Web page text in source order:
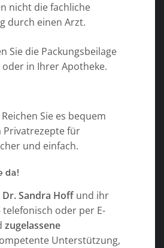
nicht die fachliche
durch einen Arzt.
Sie die Packungsbeilage
in Ihrer Apotheke.
Sie es bequem
Privatrezepte für
und einfach.
da!
Dr. Sandra Hoffund ihr
oder per E-
zugelassene
Unterstützung,